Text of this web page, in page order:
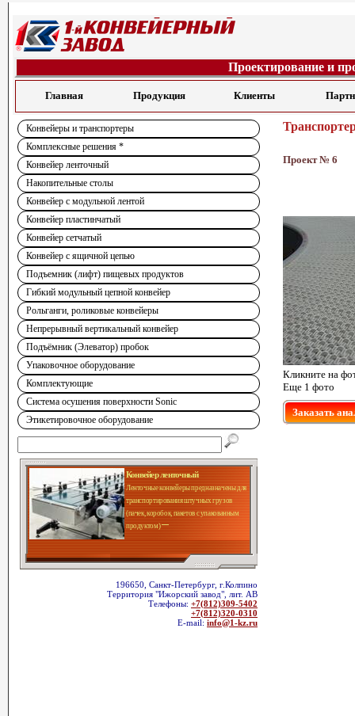
Проектирование и
Главная Продукция Клиенты
Конвейеры и транспортеры
Комплексные решения *
Конвейер ленточный
Накопительные столы
Конвейер с модульной лентой
Конвейер пластинчатый
Конвейер сетчатый
Конвейер с ящичной цепью
Подъемник (лифт) пищевых продуктов
Гибкий модульный цепной конвейер
Рольганги, роликовые конвейеры
Непрерывный вертикальный конвейер
Подъёмник (Элеватор) пробок
Упаковочное оборудование
Комплектующие
Система осушения поверхности Sonic
Этикетировочное оборудование
Конвейер ленточный
Ленточные конвейеры предназначены для
транспортирования штучных грузов
(пачек, коробок, пакетов с упакованным
продуктом)
196650, Санкт-Петербург, г.Колпино
Территория "Ижорский завод", лит. АВ
Телефоны: +7(812)309-5402
+7(812)320-0310
E-mail: info@1-kz.ru
Проект № 6
Кликните на
Еще 1 фото
Заказать